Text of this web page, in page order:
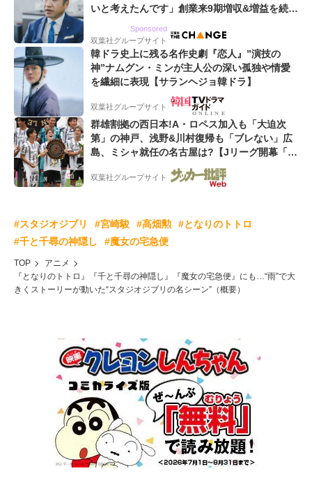
いと考えたんです」創業来9期増収&増益を続け
Sponsored
双葉社グループサイト
韓ドラ史上に残る名作史劇『恋人』”演技の
神”ナムグン・ミンが主人公の深い孤独や情愛
を繊細に表現【サランヘジョ韓ドラ】
双葉社グループサイト
群雄割拠の西日本!A・ロペス加入も「大迫次
第」の神戸、浅野&川村復帰も「ブレない」広
島、ミシャ就任の名古屋は?【Jリーグ開幕「初
めての秋春制」の大激論】(2)
双葉社グループサイト
#スタジオジブリ #宮崎駿 #高畑勲
#となりのトトロ
#千と千尋の神隠し
#魔女の宅急便
TOP
アニメ
『となりのトトロ』『千と千尋の神隠し』『魔女の宅急便』にも…“雨”で大
きくストーリーが動いた“スタジオジブリの名シーン”（概要）